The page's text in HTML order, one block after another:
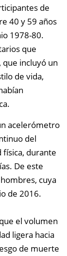
de
40 y 59 años
1978-80.
que
que incluyó un
de vida,
acelerómetro
del
física, durante
De este
cuya
de 2016.
el volumen
ligera hacia
de muerte